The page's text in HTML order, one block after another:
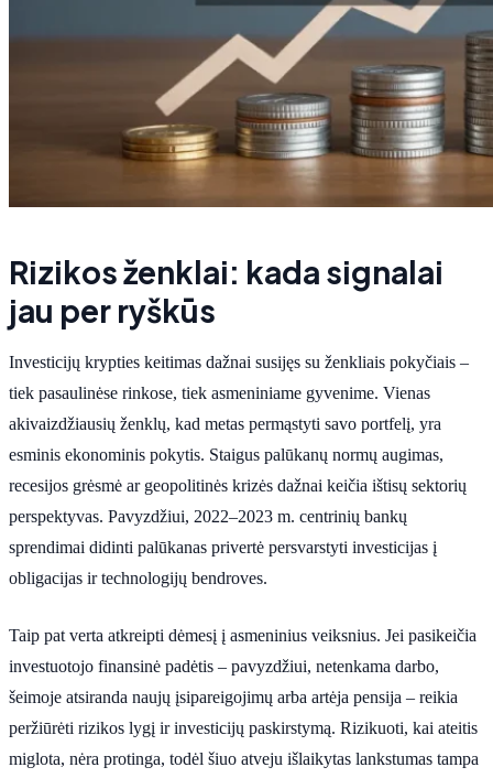
Rizikos ženklai: kada signalai
jau per ryškūs
Investicijų krypties keitimas dažnai susijęs su ženkliais pokyčiais –
tiek pasaulinėse rinkose, tiek asmeniniame gyvenime. Vienas
akivaizdžiausių ženklų, kad metas permąstyti savo portfelį, yra
esminis ekonominis pokytis. Staigus palūkanų normų augimas,
recesijos grėsmė ar geopolitinės krizės dažnai keičia ištisų sektorių
perspektyvas. Pavyzdžiui, 2022–2023 m. centrinių bankų
sprendimai didinti palūkanas privertė persvarstyti investicijas į
obligacijas ir technologijų bendroves.
Taip pat verta atkreipti dėmesį į asmeninius veiksnius. Jei pasikeičia
investuotojo finansinė padėtis – pavyzdžiui, netenkama darbo,
šeimoje atsiranda naujų įsipareigojimų arba artėja pensija – reikia
peržiūrėti rizikos lygį ir investicijų paskirstymą. Rizikuoti, kai ateitis
miglota, nėra protinga, todėl šiuo atveju išlaikytas lankstumas tampa